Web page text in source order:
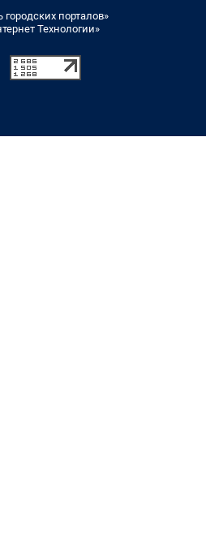
порталов»
Технологии»